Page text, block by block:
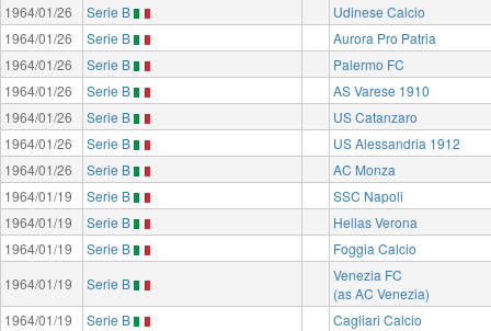
1964/01/26
Serie B
Udinese Calcio
1964/01/26
Serie B
Aurora Pro Patria
1964/01/26
Serie B
Palermo FC
1964/01/26
Serie B
AS Varese 1910
1964/01/26
Serie B
US Catanzaro
1964/01/26
Serie B
US Alessandria 1912
1964/01/26
Serie B
AC Monza
1964/01/19
Serie B
SSC Napoli
1964/01/19
Serie B
Hellas Verona
1964/01/19
Serie B
Foggia Calcio
1964/01/19
Serie B
Venezia FC
(as AC Venezia)
1964/01/19
Serie B
Cagliari Calcio